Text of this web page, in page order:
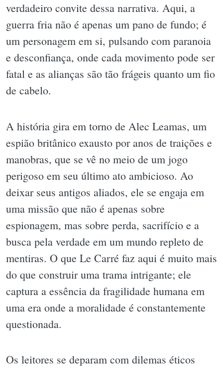
verdadeiro convite dessa narrativa. Aqui, a
guerra fria não é apenas um pano de fundo; é
um personagem em si, pulsando com paranoia
e desconfiança, onde cada movimento pode ser
fatal e as alianças são tão frágeis quanto um fio
de cabelo.
A história gira em torno de Alec Leamas, um
espião britânico exausto por anos de traições e
manobras, que se vê no meio de um jogo
perigoso em seu último ato ambicioso. Ao
deixar seus antigos aliados, ele se engaja em
uma missão que não é apenas sobre
espionagem, mas sobre perda, sacrifício e a
busca pela verdade em um mundo repleto de
mentiras. O que Le Carré faz aqui é muito mais
do que construir uma trama intrigante; ele
captura a essência da fragilidade humana em
uma era onde a moralidade é constantemente
questionada.
Os leitores se deparam com dilemas éticos